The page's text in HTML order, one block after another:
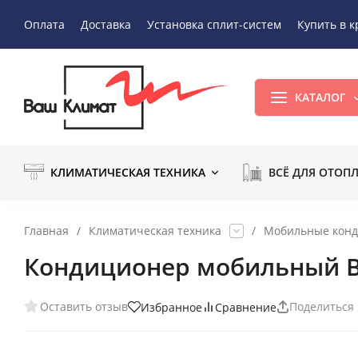
Оплата Доставка Установка сплит-систем Купить в
КАТАЛОГ
КЛИМАТИЧЕСКАЯ ТЕХНИКА ВСЁ ДЛЯ
Главная / Климатическая техника / Мобильные
Кондиционер мобильный
Оставить отзыв Избранное Сравнение Поделиться